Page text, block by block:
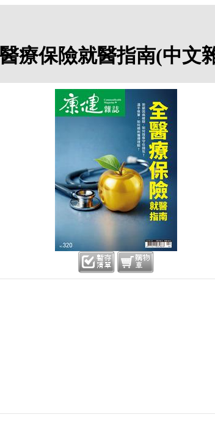
療保險就醫指南(中文